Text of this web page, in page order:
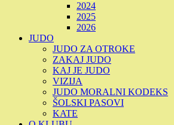
2024
2025
2026
JUDO
JUDO ZA OTROKE
ZAKAJ JUDO
KAJ JE JUDO
VIZIJA
JUDO MORALNI KODEKS
ŠOLSKI PASOVI
KATE